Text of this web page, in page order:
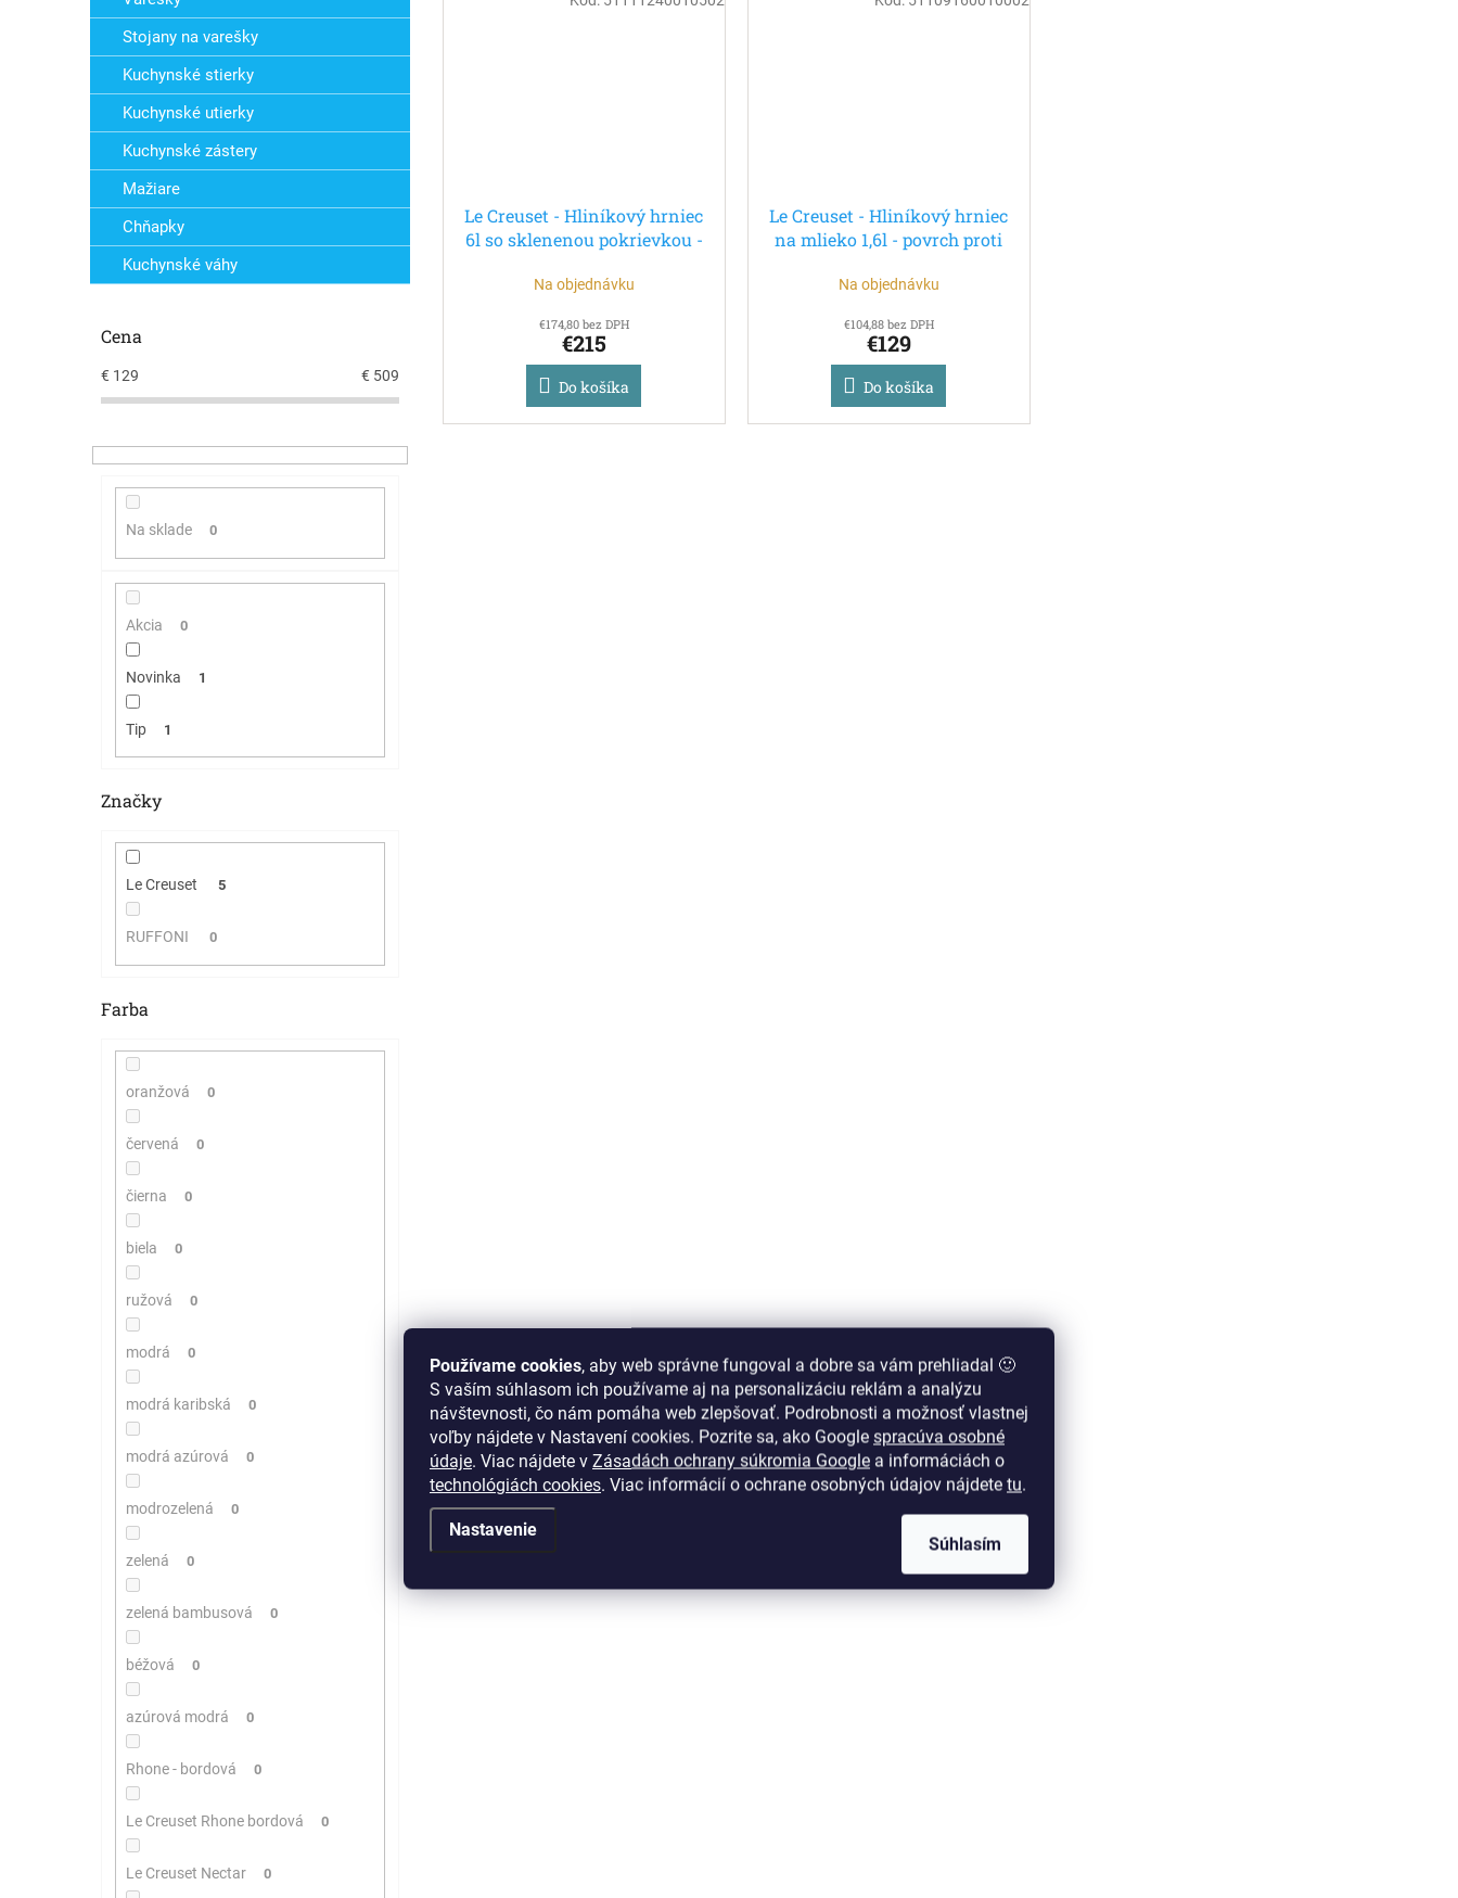
Používame cookies, aby web správne fungoval a dobre sa vám prehliadal 🙂
S vaším súhlasom ich používame aj na personalizáciu reklám a analýzu
návštevnosti, čo nám pomáha web zlepšovať. Podrobnosti a možnosť vlastnej
voľby nájdete v Nastavení cookies. Pozrite sa, ako Google spracúva osobné
údaje. Viac nájdete v Zásadách ochrany súkromia Google a informáciách o
technológiách cookies. Viac informácií o ochrane osobných údajov nájdete tu.
Nastavenie
Súhlasím
Stojany na varešky
Kuchynské stierky
Kuchynské utierky
Kuchynské zástery
Mažiare
Chňapky
Kuchynské váhy
Cena
€ 129 € 509
Na sklade 0
Akcia 0
Novinka 1
Tip 1
Značky
Le Creuset 5
RUFFONI 0
Farba
oranžová 0
červená 0
čierna 0
biela 0
ružová 0
modrá 0
modrá karibská 0
modrá azúrová 0
modrozelená 0
zelená 0
zelená bambusová 0
béžová 0
azúrová modrá 0
Rhone - bordová 0
Le Creuset Rhone bordová 0
Le Creuset Nectar 0
Le Creuset - Hliníkový hrniec
6l so sklenenou pokrievkou -
Na objednávku
€174,80 bez DPH
€215
Do košíka
Le Creuset - Hliníkový hrniec
na mlieko 1,6l - povrch proti
Na objednávku
€104,88 bez DPH
€129
Do košíka